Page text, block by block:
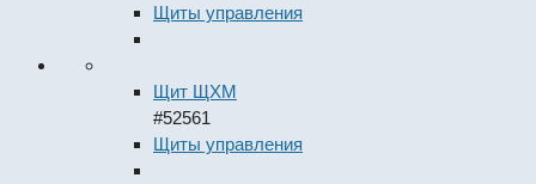
Щиты управления
Щит ЩХМ
#52561
Щиты управления